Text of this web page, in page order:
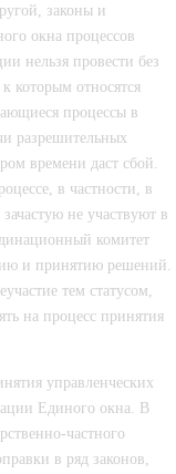
законы и
окна процессов
нельзя провести без
которым относятся
процессы в
разрешительных
времени даст сбой.
в частности, в
не участвуют в
комитет
и принятию решений.
тем статусом,
на процесс принятия
управленческих
Единого окна. В
частного
в ряд законов,